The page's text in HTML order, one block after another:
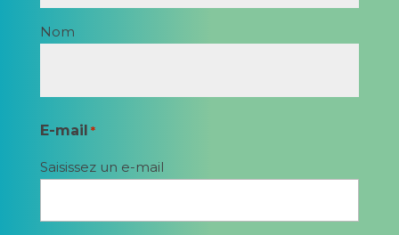
Nom
E-mail *
Saisissez un e-mail